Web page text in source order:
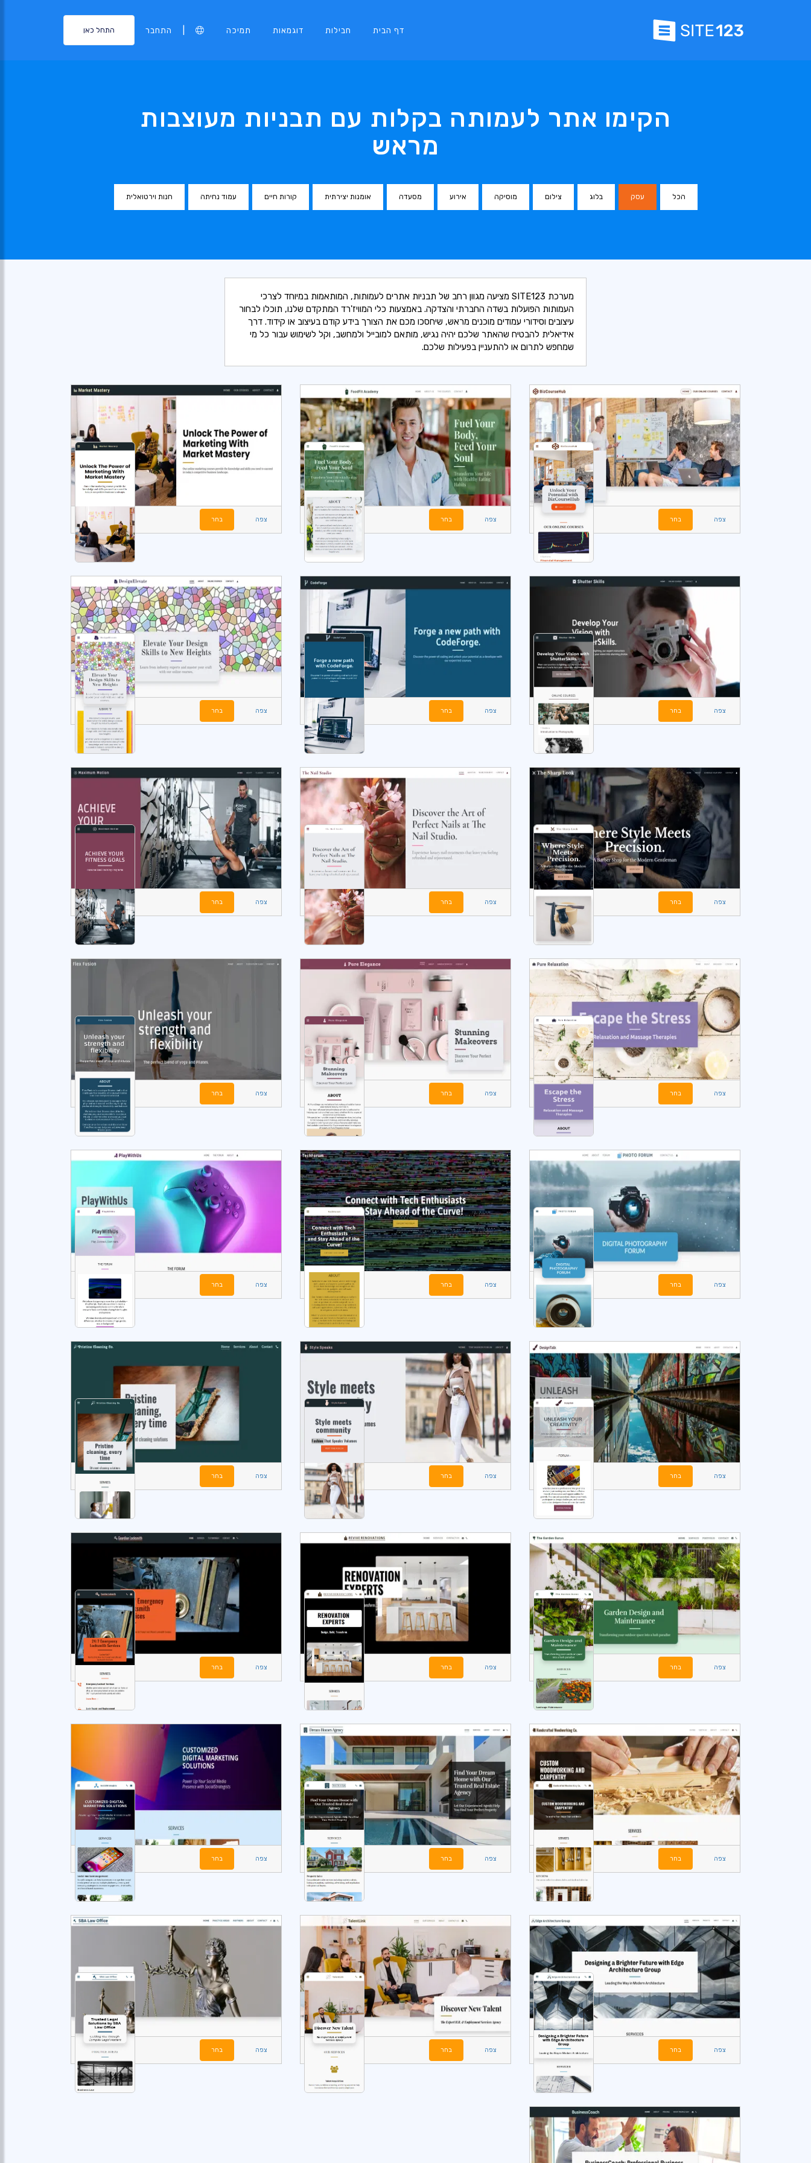
דף הבית חבילות דוגמאות תמיכה התחבר התחל כאן
הקימו אתר לעמותה בקלות עם תבניות מעוצבות
מראש
הכל עסק בלוג צילום מוסיקה אירוע מסעדה אומנות יצירתית קורות חיים עמוד נחיתה חנות וירטואלית
מערכת SITE123 מציעה מגוון רחב של תבניות אתרים לעמותות, המותאמות במיוחד לצרכי
העמותות הפועלות בשדה החברתי והצדקה. באמצעות כלי המוויז'רד המתקדם שלנו, תוכלו לבחור
עיצובים וסידורי עמודים מוכנים מראש, שיחסכו מכם את הצורך בידע קודם בעיצוב או קידוד. דרך
אידיאלית להבטיח שהאתר שלכם יהיה נגיש, מותאם למובייל ולמחשב, וקל לשימוש עבור כל מי
שמחפש לתרום או להתעניין בפעילות שלכם.
צפה בחר צפה בחר צפה בחר
צפה בחר צפה בחר צפה בחר
צפה בחר צפה בחר צפה בחר
צפה בחר צפה בחר צפה בחר
צפה בחר צפה בחר צפה בחר
צפה בחר צפה בחר צפה בחר
צפה בחר צפה בחר צפה בחר
צפה בחר צפה בחר צפה בחר
צפה בחר צפה בחר צפה בחר